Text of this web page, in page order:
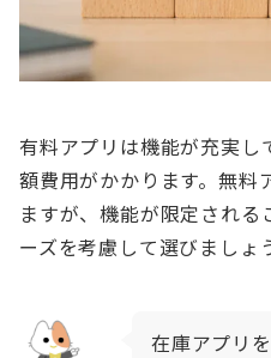
有料アプリは機能が充実し
額費用がかかります。無料
ますが、機能が限定される
ーズを考慮して選びましょ
在庫アプリ